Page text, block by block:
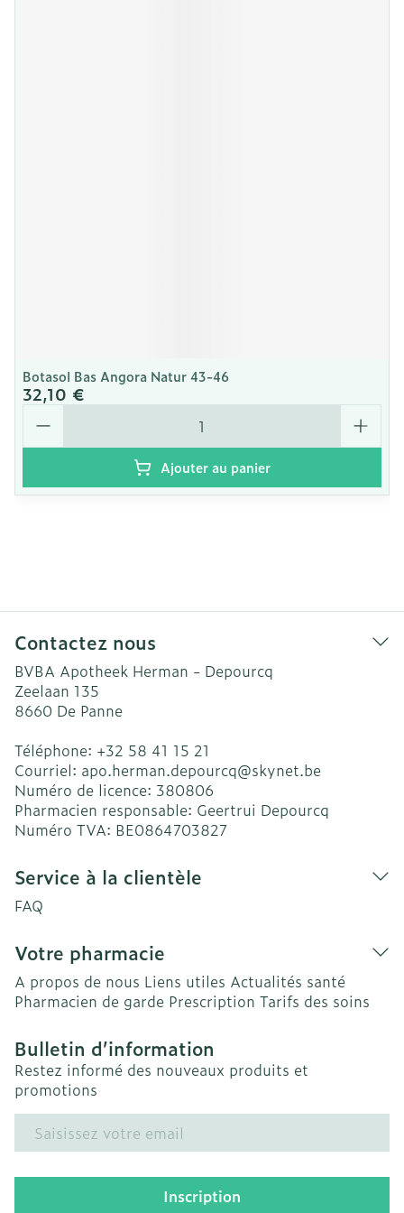
Botasol Bas Angora Natur 43-46
32,10 €
Quantité
Ajouter au panier
Contactez nous
BVBA Apotheek Herman - Depourcq
Zeelaan 135
8660 De Panne
Téléphone: +32 58 41 15 21
Courriel: apo.herman.depourcq@skynet.be
Numéro de licence: 380806
Pharmacien responsable: Geertrui Depourcq
Numéro TVA: BE0864703827
Service à la clientèle
FAQ
Votre pharmacie
A propos de nous Liens utiles Actualités santé
Pharmacien de garde Prescription Tarifs des soins
Bulletin d’information
Restez informé des nouveaux produits et
promotions
Adresse mail
Inscription